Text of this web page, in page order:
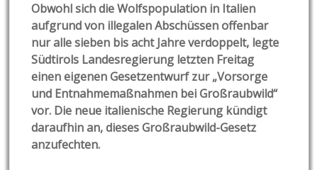
Obwohl sich die Wolfspopulation in Italien
aufgrund von illegalen Abschüssen offenbar
nur alle sieben bis acht Jahre verdoppelt, legte
Südtirols Landesregierung letzten Freitag
einen eigenen Gesetzentwurf zur „Vorsorge
und Entnahmemaßnahmen bei Großraubwild“
vor. Die neue italienische Regierung kündigt
daraufhin an, dieses Großraubwild-Gesetz
anzufechten.